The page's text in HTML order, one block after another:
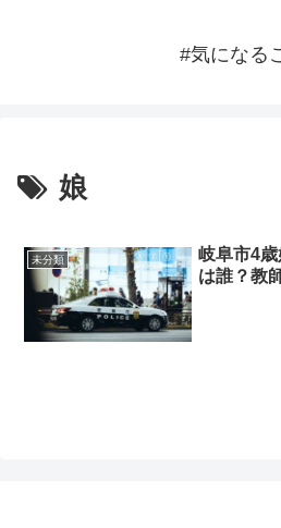
#気になる
娘
未分類
岐阜市4
は誰？教